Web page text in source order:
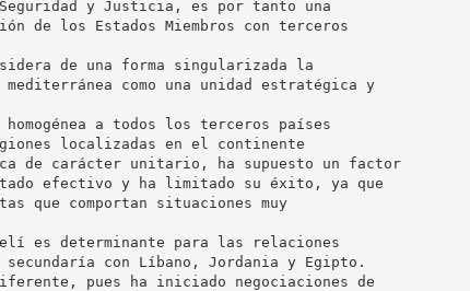
y Justicia, es por tanto una
de los Estados Miembros con terceros
de una forma singularizada la
como una unidad estratégica y
a todos los terceros países
localizadas en el continente
de carácter unitario, ha supuesto un factor
efectivo y ha limitado su éxito, ya que
que comportan situaciones muy
es determinante para las relaciones
con Líbano, Jordania y Egipto.
pues ha iniciado negociaciones de